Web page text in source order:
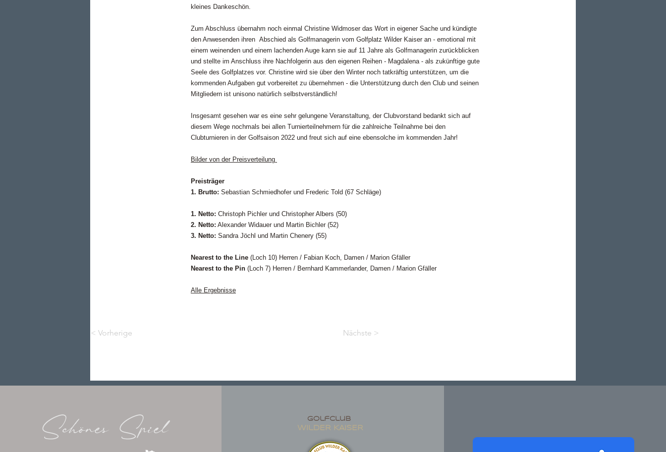
kleines Dankeschön.
Zum Abschluss übernahm noch einmal Christine Widmoser das Wort in eigener Sache und kündigte
den Anwesenden ihren Abschied als Golfmanagerin vom Golfplatz Wilder Kaiser an - emotional mit
einem weinenden und einem lachenden Auge kann sie auf 11 Jahre als Golfmanagerin zurückblicken
und stellte im Anschluss ihre Nachfolgerin aus den eigenen Reihen - Magdalena - als zukünftige gute
Seele des Golfplatzes vor. Christine wird sie über den Winter noch tatkräftig unterstützen, um die
kommenden Aufgaben gut vorbereitet zu übernehmen - die Unterstützung durch den Club und seinen
Mitgliedern ist unisono natürlich selbstverständlich!
Insgesamt gesehen war es eine sehr gelungene Veranstaltung, der Clubvorstand bedankt sich auf
diesem Wege nochmals bei allen Turnierteilnehmern für die zahlreiche Teilnahme bei den
Clubturnieren in der Golfsaison 2022 und freut sich auf eine ebensolche im kommenden Jahr!
Bilder von der Preisverteilung
Preisträger
1. Brutto: Sebastian Schmiedhofer und Frederic Told (67 Schläge)
1. Netto: Christoph Pichler und Christopher Albers (50)
2. Netto: Alexander Widauer und Martin Bichler (52)
3. Netto: Sandra Jöchl und Martin Chenery (55)
Nearest to the Line (Loch 10) Herren / Fabian Koch, Damen / Marion Gfäller
Nearest to the Pin (Loch 7) Herren / Bernhard Kammerlander, Damen / Marion Gfäller
Alle Ergebnisse
< Vorherige Nächste >
golfclub
wildER KAISER